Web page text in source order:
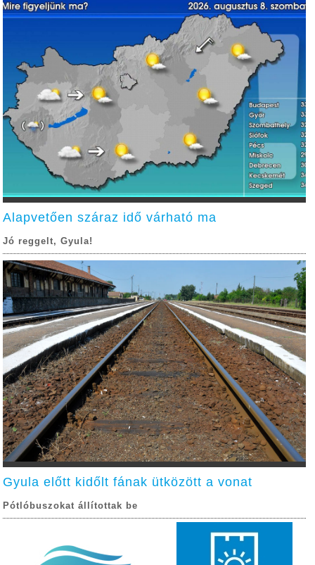
Alapvetően száraz idő várható ma
Jó reggelt, Gyula!
Gyula előtt kidőlt fának ütközött a vonat
Pótlóbuszokat állítottak be